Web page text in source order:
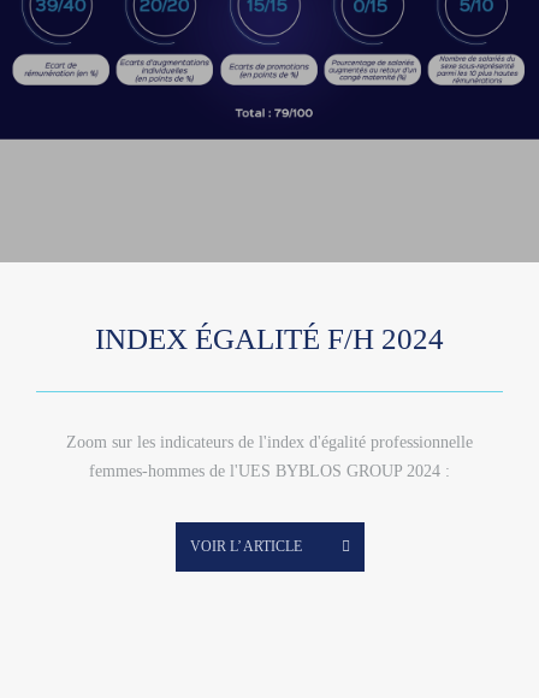
INDEX ÉGALITÉ F/H 2024
Zoom sur les indicateurs de l'index d'égalité professionnelle
femmes-hommes de l'UES BYBLOS GROUP 2024 :
VOIR L’ ARTICLE